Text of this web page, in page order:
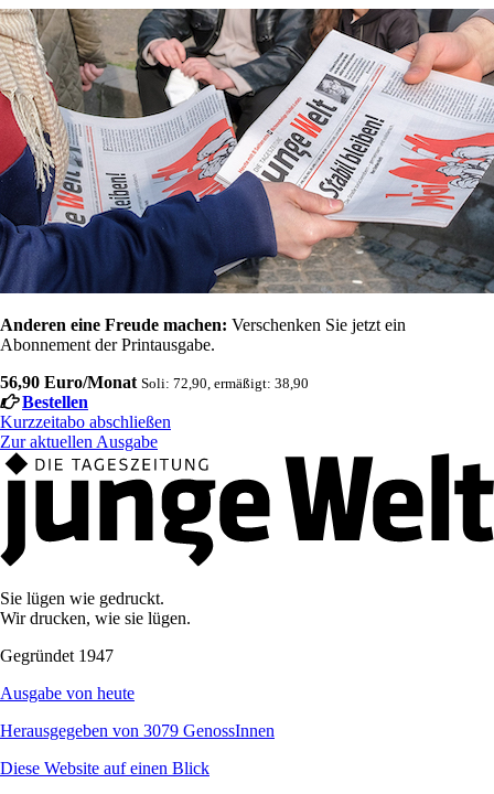
Anderen eine Freude machen: Verschenken Sie jetzt ein
Abonnement der Printausgabe.
56,90 Euro/Monat Soli: 72,90, ermäßigt: 38,90
Bestellen
Kurzzeitabo abschließen
Zur aktuellen Ausgabe
Sie lügen wie gedruckt.
Wir drucken, wie sie lügen.
Gegründet 1947
Ausgabe von heute
Herausgegeben von 3079 GenossInnen
Diese Website auf einen Blick